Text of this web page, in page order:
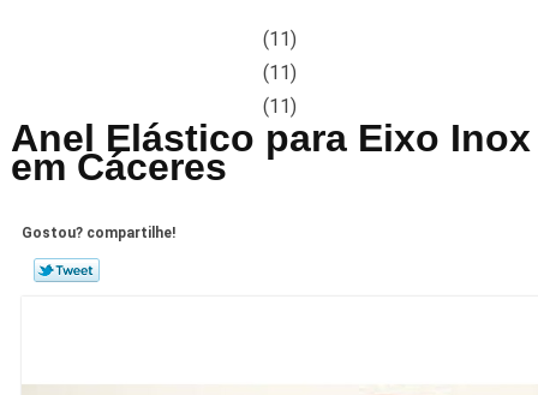
(11)
(11)
(11)
Anel Elástico para Eixo Inox
em Cáceres
Gostou? compartilhe!